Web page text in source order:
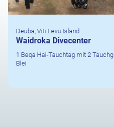
Deuba, Viti Levu Island
Waidroka Divecenter
1 Beqa Hai-Tauchtag mit 2
Blei